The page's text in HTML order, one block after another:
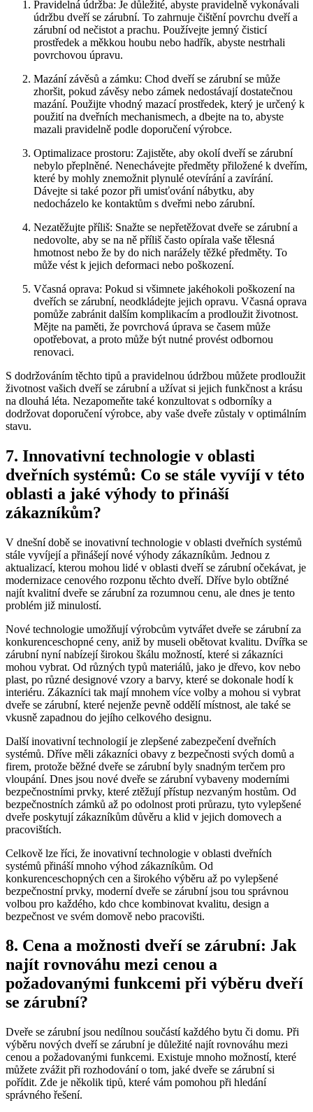
Pravidelná údržba: Je důležité, abyste pravidelně vykonávali
údržbu dveří se zárubní. To zahrnuje čištění povrchu dveří a
zárubní od nečistot a prachu. Používejte jemný čisticí
prostředek a měkkou houbu nebo hadřík, abyste nestrhali
povrchovou úpravu.
Mazání závěsů a zámku: Chod dveří se zárubní se může
zhoršit, pokud závěsy nebo zámek nedostávají dostatečnou
mazání. Použijte vhodný mazací prostředek, který je určený k
použití na dveřních mechanismech, a dbejte na to, abyste
mazali pravidelně podle doporučení výrobce.
Optimalizace prostoru: Zajistěte, aby okolí dveří se zárubní
nebylo přeplněné. Nenechávejte předměty přiložené k dveřím,
které by mohly znemožnit plynulé otevírání a zavírání.
Dávejte si také pozor při umisťování nábytku, aby
nedocházelo ke kontaktům s dveřmi nebo zárubní.
Nezatěžujte příliš: Snažte se nepřetěžovat dveře se zárubní a
nedovolte, aby se na ně příliš často opírala vaše tělesná
hmotnost nebo že by do nich narážely těžké předměty. To
může vést k jejich deformaci nebo poškození.
Včasná oprava: Pokud si všimnete jakéhokoli poškození na
dveřích se zárubní, neodkládejte jejich opravu. Včasná oprava
pomůže zabránit dalším komplikacím a prodloužit životnost.
Mějte na paměti, že povrchová úprava se časem může
opotřebovat, a proto může být nutné provést odbornou
renovaci.
S dodržováním těchto tipů a pravidelnou údržbou můžete prodloužit
životnost vašich dveří se zárubní a užívat si jejich funkčnost a krásu
na dlouhá léta. Nezapomeňte také konzultovat s odborníky a
dodržovat doporučení výrobce, aby vaše dveře zůstaly v optimálním
stavu.
7. Innovativní technologie v oblasti
dveřních systémů: Co se stále vyvíjí v této
oblasti a jaké výhody to přináší
zákazníkům?
V dnešní době se inovativní technologie v oblasti dveřních systémů
stále vyvíjejí a přinášejí nové výhody zákazníkům. Jednou z
aktualizací, kterou mohou lidé v oblasti dveří se zárubní očekávat, je
modernizace cenového rozponu těchto dveří. Dříve bylo obtížné
najít kvalitní dveře se zárubní za rozumnou cenu, ale dnes je tento
problém již minulostí.
Nové technologie umožňují výrobcům vytvářet dveře se zárubní za
konkurenceschopné ceny, aniž by museli obětovat kvalitu. Dvířka se
zárubní nyní nabízejí širokou škálu možností, které si zákazníci
mohou vybrat. Od různých typů materiálů, jako je dřevo, kov nebo
plast, po různé designové vzory a barvy, které se dokonale hodí k
interiéru. Zákazníci tak mají mnohem více volby a mohou si vybrat
dveře se zárubní, které nejenže pevně oddělí místnost, ale také se
vkusně zapadnou do jejího celkového designu.
Další inovativní technologií je zlepšené zabezpečení dveřních
systémů. Dříve měli zákazníci obavy z bezpečnosti svých domů a
firem, protože běžné dveře se zárubní byly snadným terčem pro
vloupání. Dnes jsou nové dveře se zárubní vybaveny moderními
bezpečnostními prvky, které ztěžují přístup nezvaným hostům. Od
bezpečnostních zámků až po odolnost proti průrazu, tyto vylepšené
dveře poskytují zákazníkům důvěru a klid v jejich domovech a
pracovištích.
Celkově lze říci, že inovativní technologie v oblasti dveřních
systémů přináší mnoho výhod zákazníkům. Od
konkurenceschopných cen a širokého výběru až po vylepšené
bezpečnostní prvky, moderní dveře se zárubní jsou tou správnou
volbou pro každého, kdo chce kombinovat kvalitu, design a
bezpečnost ve svém domově nebo pracovišti.
8. Cena a možnosti dveří se zárubní: Jak
najít rovnováhu mezi cenou a
požadovanými funkcemi při výběru dveří
se zárubní?
Dveře se zárubní jsou nedílnou součástí každého bytu či domu. Při
výběru nových dveří se zárubní je důležité najít rovnováhu mezi
cenou a požadovanými funkcemi. Existuje mnoho možností, které
můžete zvážit při rozhodování o tom, jaké dveře se zárubní si
pořídit. Zde je několik tipů, které vám pomohou při hledání
správného řešení.